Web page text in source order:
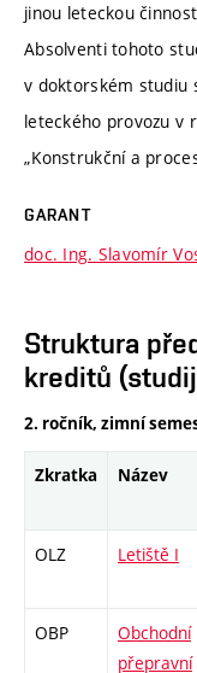
jinou leteckou
Absolventi tohoto
v doktorském studiu
leteckého provozu v
„Konstrukční a
GARANT
doc. Ing. Slavomír
Struktura
kreditů
2. ročník, zimní
Zkratka Název
OLZ Letiště I
OBP
Obchodní
přepravní